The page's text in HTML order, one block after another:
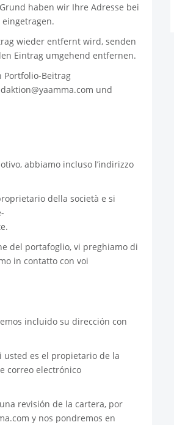
haben wir Ihre Adresse bei
wieder entfernt wird, senden
Eintrag umgehend entfernen.
Portfolio-Beitrag
und
abbiamo incluso l’indirizzo
della società e si
del portafoglio, vi preghiamo di
in contatto con voi
incluido su dirección con
es el propietario de la
correo electrónico
revisión de la cartera, por
y nos pondremos en